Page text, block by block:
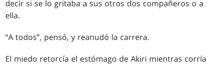
decir si se lo gritaba a sus otros dos compañeros o a
ella.
“A todos”, pensó, y reanudó la carrera.
El miedo retorcía el estómago de Akiri mientras corría